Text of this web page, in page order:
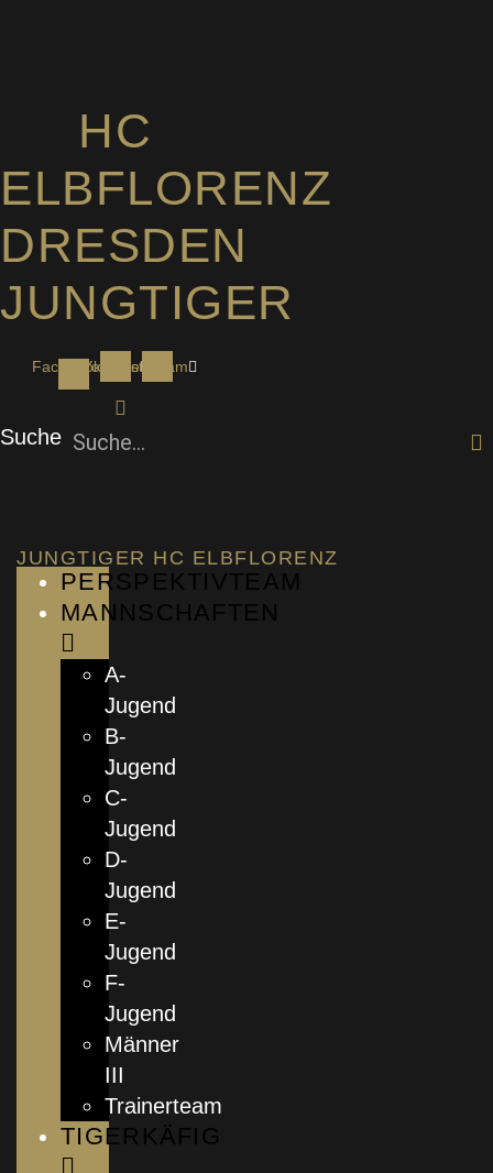
HC
ELBFLORENZ
DRESDEN
JUNGTIGER
Facebook-YoutubeInstagram
Suche
JUNGTIGER HC ELBFLORENZ
PERSPEKTIVTEAM
MANNSCHAFTEN
A-
Jugend
B-
Jugend
C-
Jugend
D-
Jugend
E-
Jugend
F-
Jugend
Männer
III
Trainerteam
TIGERKÄFIG